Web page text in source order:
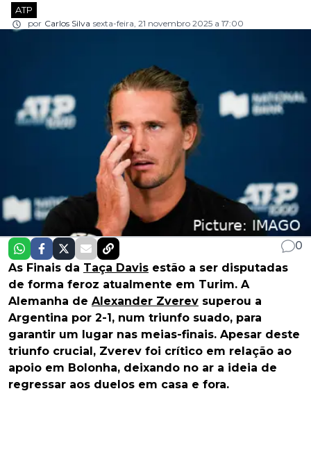
ATP
por Carlos Silva sexta-feira, 21 novembro 2025 a 17:00
0
As Finais da Taça Davis estão a ser disputadas
de forma feroz atualmente em Turim. A
Alemanha de Alexander Zverev superou a
Argentina por 2-1, num triunfo suado, para
garantir um lugar nas meias-finais. Apesar deste
triunfo crucial, Zverev foi crítico em relação ao
apoio em Bolonha, deixando no ar a ideia de
regressar aos duelos em casa e fora.